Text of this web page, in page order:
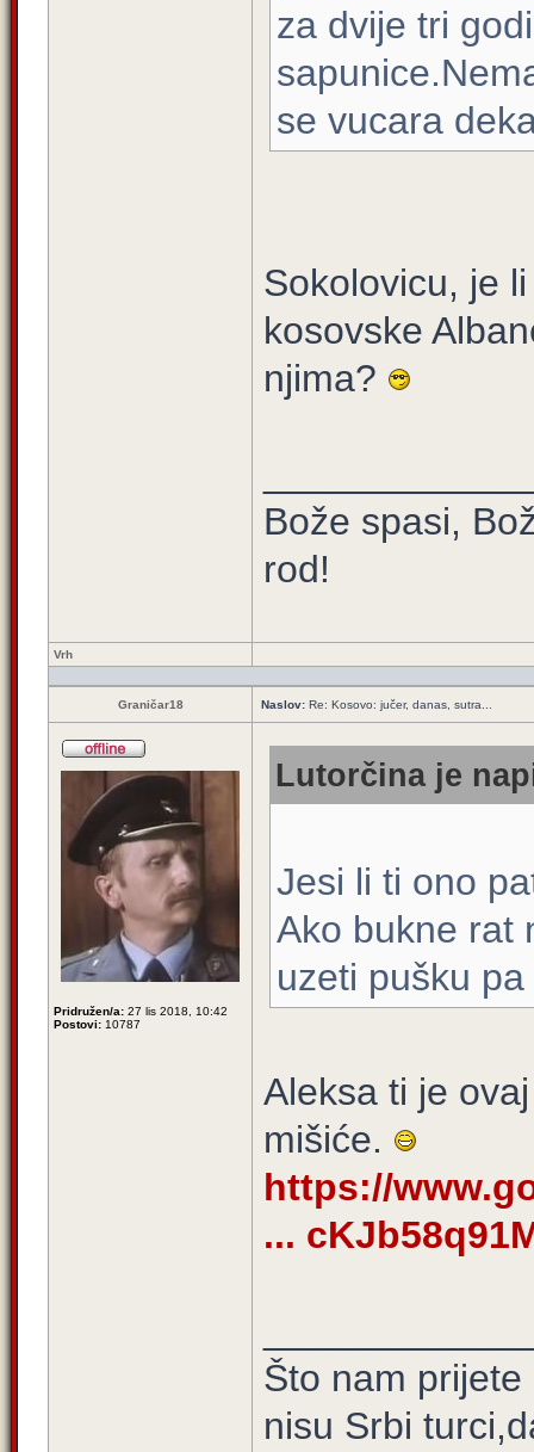
za dvije tri
se vucara
Sokolovicu, je
kosovske
njima?
Bože spasi,
rod!
Vrh
Graničar18 Naslov: Re: Kosovo: jučer, danas, sutra...
Pridružen/a: 27 lis 2018, 10:42
Postovi: 10787
Lutorčina je
Jesi li ti ono
Ako bukne rat
uzeti pušku
Aleksa ti je
mišiće.
https://
...
Što nam
nisu Srbi